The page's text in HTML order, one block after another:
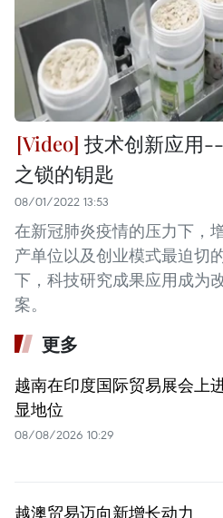
技术创新应用
之锁的钥匙
08/01/2022 13:53
在新冠肺炎疫情的压力下，
产单位以及创业模式最迫切
下，科技研究成果应用成为
案。
更多
越南在印度国际贸易展会上
显地位
08/08/2026 10:29
越澳贸易迈向新增长动力